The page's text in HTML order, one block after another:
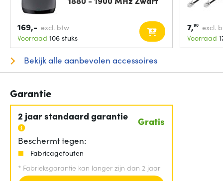
169,- excl. btw
Voorraad 106 stuks
7,90 excl.
Voorraad
Bekijk alle aanbevolen accessoires
Garantie
2 jaar standaard garantie Gratis
Beschermt tegen:
Fabricagefouten
* Fabrieksgarantie kan langer zijn dan 2 jaar